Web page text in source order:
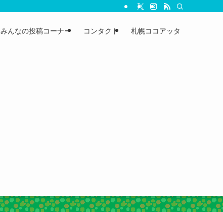
みんなの投稿コーナー コンタクト 札幌ココアッタ